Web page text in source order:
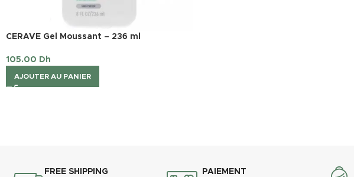
CERAVE Gel Moussant – 236 ml
105.00 Dh
AJOUTER AU PANIER
FREE SHIPPING PAIEMENT